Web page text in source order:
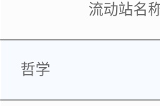
流动站名
哲学